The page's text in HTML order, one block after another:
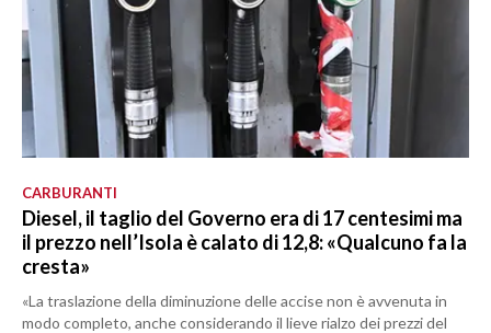
CARBURANTI
Diesel, il taglio del Governo era di 17 centesimi ma
il prezzo nell’Isola è calato di 12,8: «Qualcuno fa la
cresta»
«La traslazione della diminuzione delle accise non è avvenuta in
modo completo, anche considerando il lieve rialzo dei prezzi del